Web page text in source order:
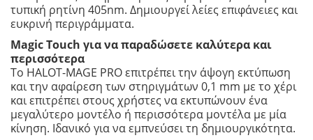
τυπική ρητίνη 405nm. Δημιουργεί λείες επιφάνειες και
ευκρινή περιγράμματα.
Magic Touch για να παραδώσετε καλύτερα και
περισσότερα
Το HALOT-MAGE PRO επιτρέπει την άψογη εκτύπωση
και την αφαίρεση των στηριγμάτων 0,1 mm με το χέρι
και επιτρέπει στους χρήστες να εκτυπώνουν ένα
μεγαλύτερο μοντέλο ή περισσότερα μοντέλα με μία
κίνηση. Ιδανικό για να εμπνεύσει τη δημιουργικότητα.